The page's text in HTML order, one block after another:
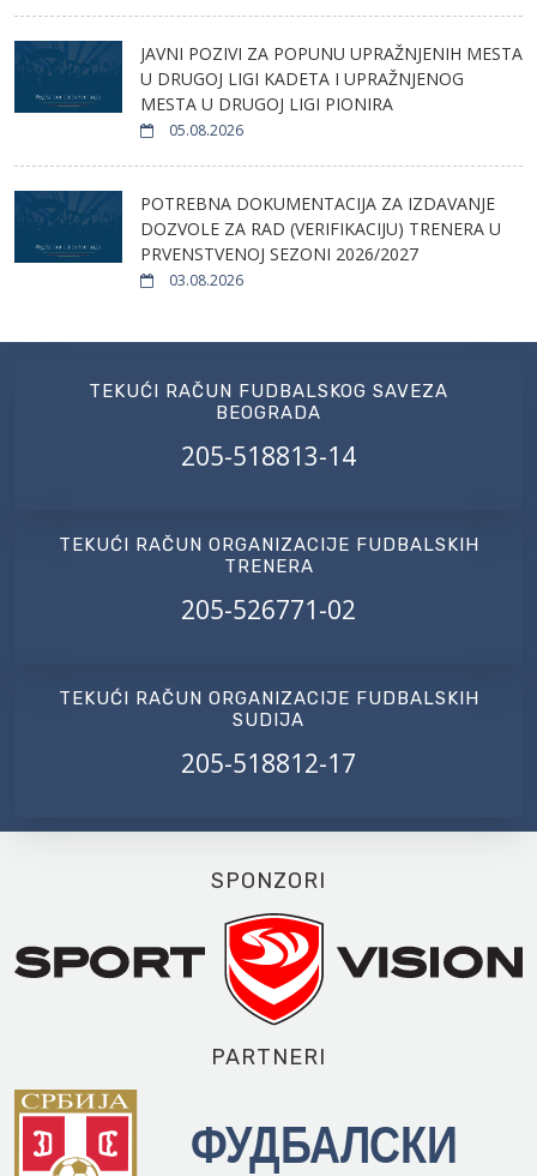
JAVNI POZIVI ZA POPUNU UPRAŽNJENIH MESTA
U DRUGOJ LIGI KADETA I UPRAŽNJENOG
MESTA U DRUGOJ LIGI PIONIRA
05.08.2026
POTREBNA DOKUMENTACIJA ZA IZDAVANJE
DOZVOLE ZA RAD (VERIFIKACIJU) TRENERA U
PRVENSTVENOJ SEZONI 2026/2027
03.08.2026
TEKUĆI RAČUN FUDBALSKOG SAVEZA
BEOGRADA
205-518813-14
TEKUĆI RAČUN ORGANIZACIJE FUDBALSKIH
TRENERA
205-526771-02
TEKUĆI RAČUN ORGANIZACIJE FUDBALSKIH
SUDIJA
205-518812-17
SPONZORI
PARTNERI